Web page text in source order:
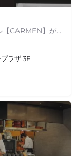
東京・麻布台ヒルズに最先端のガストロバル【CARMEN】が2023年11月に誕生 スペインの三つ星レストランSant…
ラザ 3F